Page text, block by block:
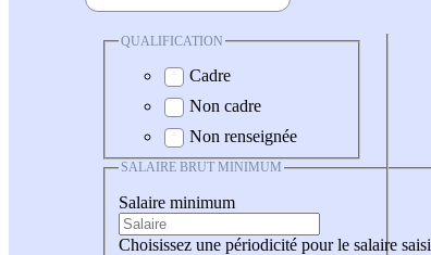
QUALIFICATION
Cadre
Non cadre
Non renseignée
SALAIRE BRUT MINIMUM
Salaire minimum
Choisissez une périodicité pour le salaire saisi